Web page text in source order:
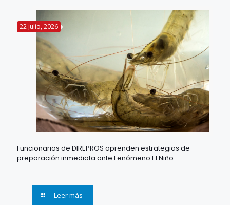
22 julio, 2026
Funcionarios de DIREPROS aprenden estrategias de
preparación inmediata ante Fenómeno El Niño
Leer más